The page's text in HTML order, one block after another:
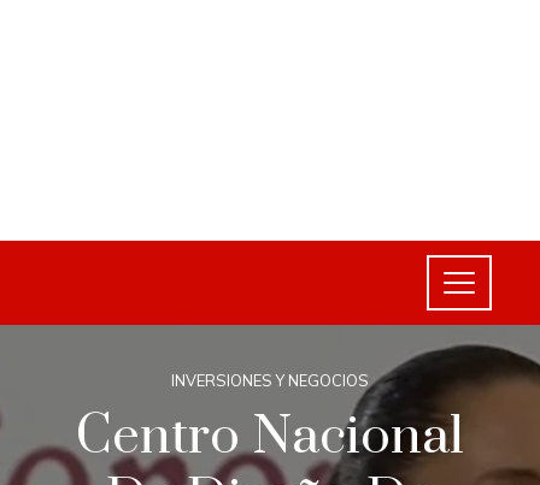
INVERSIONES Y NEGOCIOS
Centro Nacional